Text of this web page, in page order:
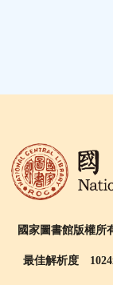
國家圖書館版權所
最佳解析度